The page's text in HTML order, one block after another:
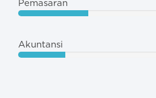
Pemasaran
Akuntansi